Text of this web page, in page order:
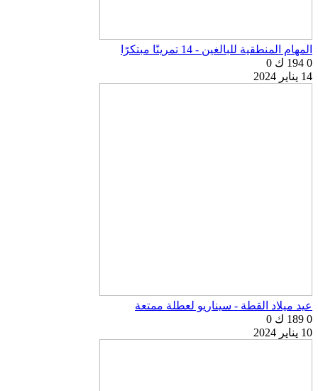
المهام المنطقية للبالغين - 14 تمرينًا مبتكرًا
0 194 ك
0
14 يناير 2024
عيد ميلاد القطة - سيناريو لعطلة ممتعة
0 189 ك
0
10 يناير 2024